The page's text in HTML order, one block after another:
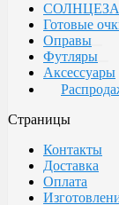
Готовые
Оправы
Футляры
Аксессуары
Страницы
Контакты
Доставка
Оплата